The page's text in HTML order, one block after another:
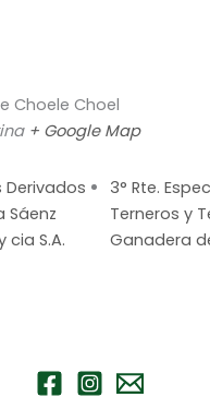
Choele Choel
+ Google Map
Derivados
Sáenz
cia S.A.
3° Rte.
Terneros y
Ganadera